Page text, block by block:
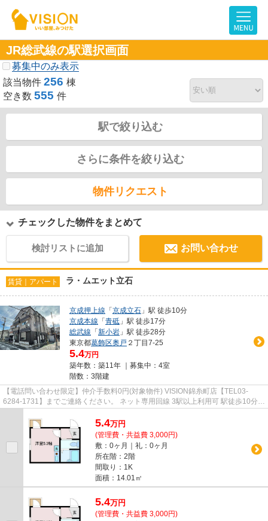
JR総武線の駅選択画面
募集中のみ表示
該当物件 256 棟
空き数 555 件
駅で絞り込む
さらに条件を絞り込む
物件リクエスト
チェックした物件をまとめて
検討リストに追加 お問い合わせ
賃貸｜アパート ラ・ムエット立石
京成押上線 「京成立石 」駅 徒歩10分
京成本線 「青砥 」駅 徒歩17分
総武線 「新小岩 」駅 徒歩28分
東京都葛飾区奥戸 ２丁目7-25
5.4万円
築年数：築11年 ｜募集中： 4室
階数：3階建
【電話問い合わせ限定】仲介手数料0円(対象物件) VISION錦糸町店【TEL03-
6284-1731】までご連絡ください。 ネット専用回線 3駅以上利用可 駅徒歩10分以
内 浴室乾燥機 3沿線以上利用可
5.4万円
(管理費・共益費 3,000円)
敷：0ヶ月｜礼：0ヶ月
所在階：2階
間取り：1K
面積：14.01㎡
5.4万円
(管理費・共益費 3,000円)